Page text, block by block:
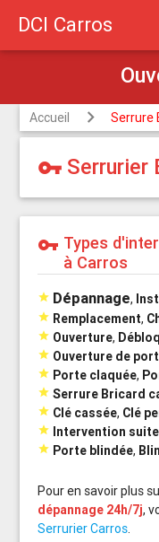
DCI Carros
Accueil Serrure
vpn_key Serrurier
vpn_key Types
à Carros
 Dépannage,
 Remplacement,
 Ouverture,
 Ouverture de
 Porte claquée,
 Serrure Bricard
 Clé cassée, Clé
 Intervention
 Porte blindée,
Pour en savoir plus
dépannage 24h/7j,
Serrurier Carros.